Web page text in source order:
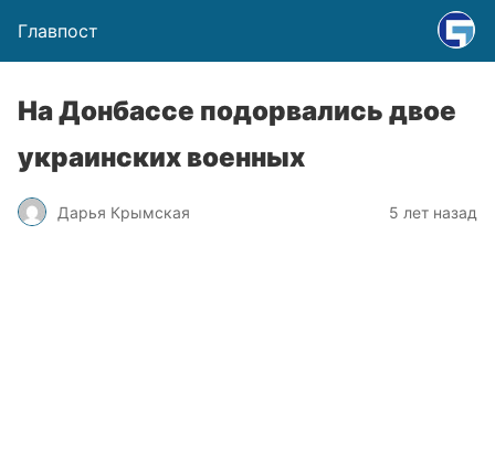
Главпост
На Донбассе подорвались двое
украинских военных
Дарья Крымская 5 лет назад